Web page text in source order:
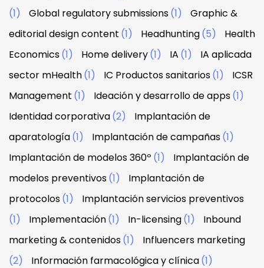
(1)
Global regulatory submissions(1)
Graphic &
editorial design content (1) Headhunting(5)
Health
Economics(1) Home delivery(1) IA (1)
IA aplicada
sector mHealth(1) IC Productos sanitarios(1)
ICSR
Management (1) Ideación y desarrollo de apps(1)
Identidad corporativa(2)
Implantación de
aparatología(1) Implantación de campañas(1)
Implantación de modelos 360º (1)
Implantación de
modelos preventivos(1)
Implantación de
protocolos(1)
Implantación servicios preventivos
(1)
Implementación(1) In-licensing(1)
Inbound
marketing & contenidos(1)
Influencers marketing
(2)
Información farmacológica y clínica(1)